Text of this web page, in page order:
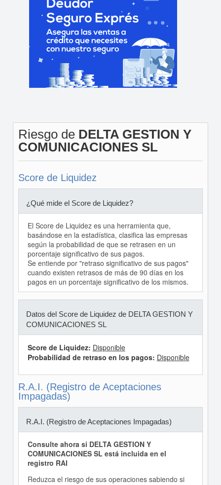
Riesgo de DELTA GESTION Y
COMUNICACIONES SL
Score de Liquidez
¿Qué mide el Score de Liquidez?
El Score de Liquidez es una herramienta que,
basándose en la estadística, clasifica las empresas
según la probabilidad de que se retrasen en un
porcentaje significativo de sus pagos.
Se entiende por "retraso significativo de sus pagos"
cuando existen retrasos de más de 90 días en los
pagos en un porcentaje significativo de los mismos.
Datos del Score de Liquidez de DELTA GESTION Y
COMUNICACIONES SL
Score de Liquidez: Disponible
Probabilidad de retraso en los pagos: Disponible
R.A.I. (Registro de Aceptaciones
Impagadas)
R.A.I. (Registro de Aceptaciones Impagadas)
Consulte ahora si DELTA GESTION Y
COMUNICACIONES SL está incluida en el
registro RAI
Reduzca el riesgo de sus operaciones sabiendo si